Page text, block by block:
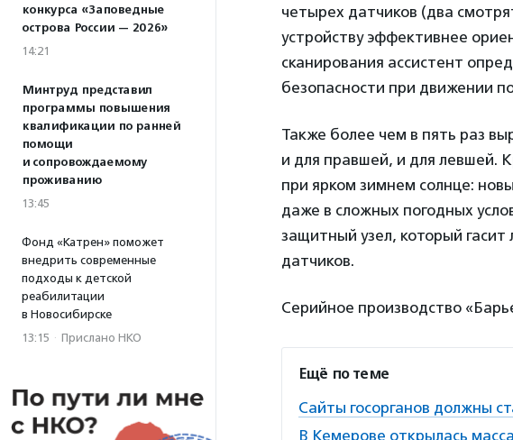
конкурса «Заповедные
острова России — 2026»
14:21
Минтруд представил
программы повышения
квалификации по ранней
помощи
и сопровождаемому
проживанию
13:45
Фонд «Катрен» поможет
внедрить современные
подходы к детской
реабилитации
в Новосибирске
13:15 · Прислано НКО
четырех датчиков (два
устройству эффективнее
сканирования ассистент
безопасности при движении
Также более чем в пять раз
и для правшей, и для левшей.
при ярком зимнем солнце:
даже в сложных погодных
защитный узел, который
датчиков.
Серийное производство
Ещё по теме
Сайты госорганов должны
В Кемерове открылась